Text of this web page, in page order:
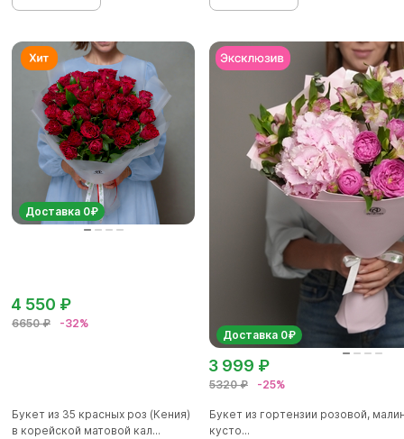
Доставка 0₽
6650 ₽ -32%
4 550 ₽
Букет из 35 красных роз (Кения)
в корейской матовой кал...
Доставка 0₽
5320 ₽ -25%
3 999 ₽
Букет из гортензии розовой,
кусто...